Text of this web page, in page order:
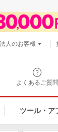
よくあるご質問
ツール・ア
法人のお客様